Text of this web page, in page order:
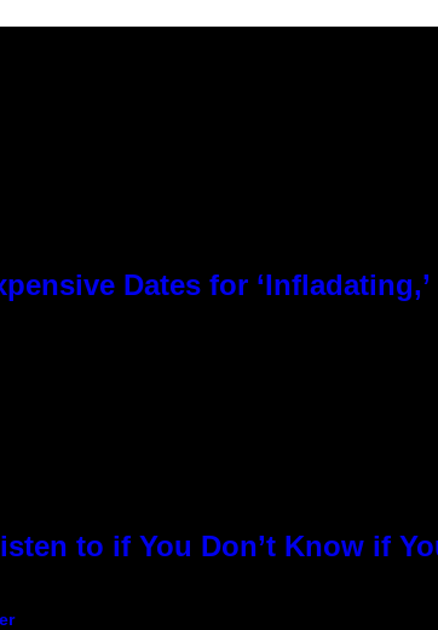
Dates for
to if You Don’t Know if